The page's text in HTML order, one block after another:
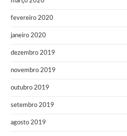
fevereiro 2020
janeiro 2020
dezembro 2019
novembro 2019
outubro 2019
setembro 2019
agosto 2019